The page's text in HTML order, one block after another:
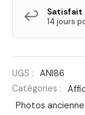
↩️ Satisfait
14 jours
UGS :
ANI86
Catégories :
Photos